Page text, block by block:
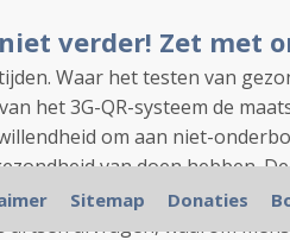
verder! Zet met
Waar het testen van
het 3G-QR-systeem de
om aan niet-
van doen hebben.
mensen, jongeren en
artsen afvragen, waarom
Sitemap Donaties